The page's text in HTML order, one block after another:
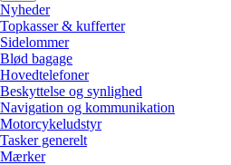
Nyheder
Topkasser & kufferter
Sidelommer
Blød bagage
Hovedtelefoner
Beskyttelse og synlighed
Navigation og kommunikation
Motorcykeludstyr
Tasker generelt
Mærker